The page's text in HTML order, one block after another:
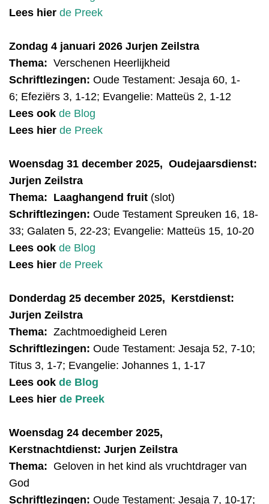
Lees hier de Preek
Zondag 4 januari 2026 Jurjen Zeilstra
Thema: Verschenen Heerlijkheid
Schriftlezingen: Oude Testament: Jesaja 60, 1-
6; Efeziërs 3, 1-12; Evangelie: Matteüs 2, 1-12
Lees ook de Blog
Lees hier de Preek
Woensdag 31 december 2025, Oudejaarsdienst:
Jurjen Zeilstra
Thema: Laaghangend fruit (slot)
Schriftlezingen: Oude Testament Spreuken 16, 18-
33; Galaten 5, 22-23; Evangelie: Matteüs 15, 10-20
Lees ook de Blog
Lees hier de Preek
Donderdag 25 december 2025, Kerstdienst:
Jurjen Zeilstra
Thema: Zachtmoedigheid Leren
Schriftlezingen: Oude Testament: Jesaja 52, 7-10;
Titus 3, 1-7; Evangelie: Johannes 1, 1-17
Lees ook de Blog
Lees hier de Preek
Woensdag 24 december 2025,
Kerstnachtdienst: Jurjen Zeilstra
Thema: Geloven in het kind als vruchtdrager van
God
Schriftlezingen: Oude Testament: Jesaja 7, 10-17;